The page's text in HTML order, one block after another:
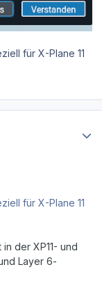
für X-Plane 11
für X-Plane 11
der XP11- und
Layer 6-